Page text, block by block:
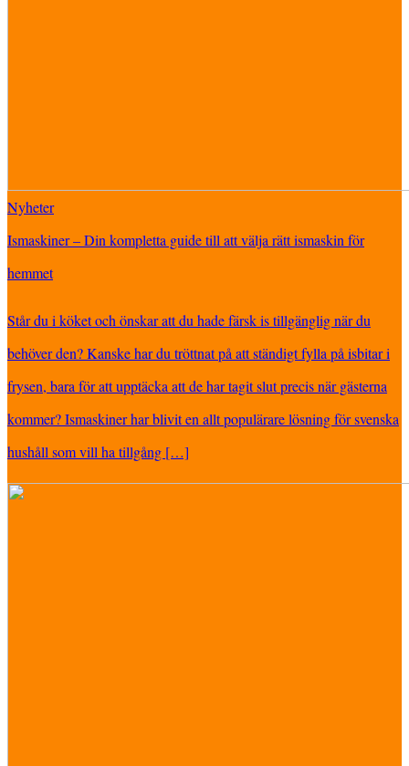
Nyheter
Ismaskiner – Din kompletta guide till att välja rätt ismaskin för
hemmet
Står du i köket och önskar att du hade färsk is tillgänglig när du
behöver den? Kanske har du tröttnat på att ständigt fylla på isbitar i
frysen, bara för att upptäcka att de har tagit slut precis när gästerna
kommer? Ismaskiner har blivit en allt populärare lösning för svenska
hushåll som vill ha tillgång […]